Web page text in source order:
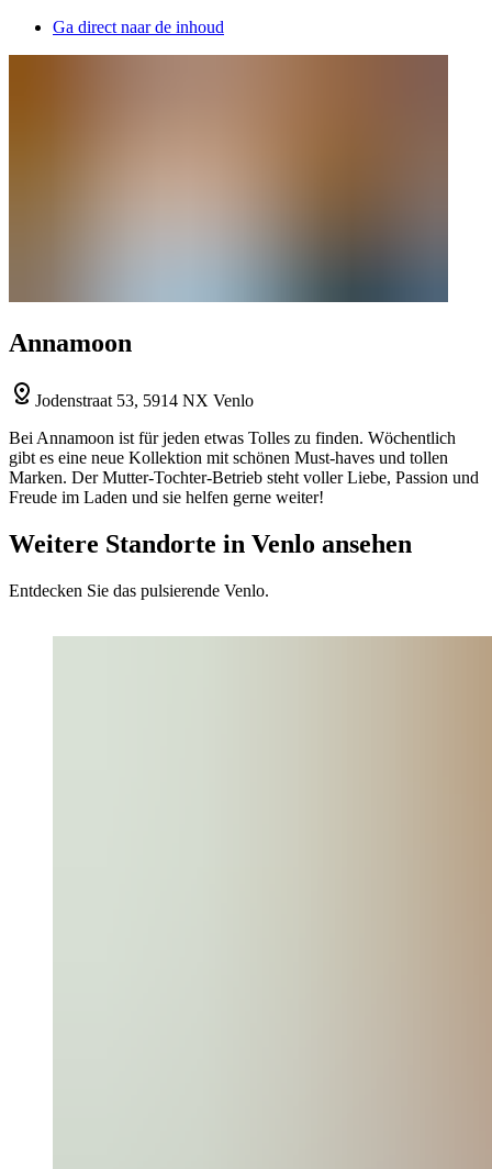
Ga direct naar de inhoud
Annamoon
Jodenstraat 53, 5914 NX Venlo
Bei Annamoon ist für jeden etwas Tolles zu finden. Wöchentlich
gibt es eine neue Kollektion mit schönen Must-haves und tollen
Marken. Der Mutter-Tochter-Betrieb steht voller Liebe, Passion und
Freude im Laden und sie helfen gerne weiter!
Weitere Standorte in Venlo ansehen
Entdecken Sie das pulsierende Venlo.